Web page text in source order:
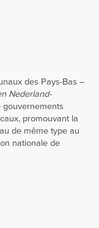
des Pays-Bas –
Nederland-
gouvernements
promouvant la
de même type au
nationale de